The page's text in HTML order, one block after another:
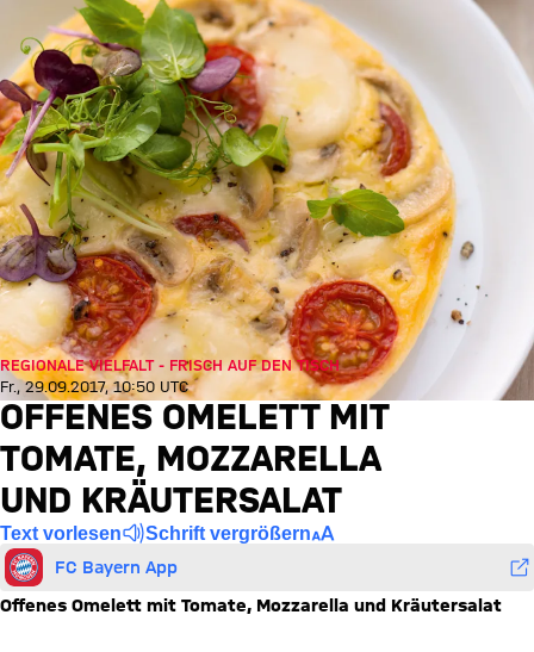
REGIONALE VIELFALT - FRISCH AUF DEN TISCH
Fr., 29.09.2017, 10:50 UTC
OFFENES OMELETT MIT
TOMATE, MOZZARELLA
UND KRÄUTERSALAT
Text vorlesen Schrift vergrößern
FC Bayern App
Offenes Omelett mit Tomate, Mozzarella und Kräutersalat